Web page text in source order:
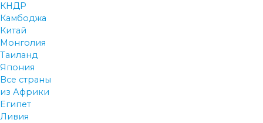
КНДР
Камбоджа
Китай
Монголия
Таиланд
Япония
Все страны
из Африки
Египет
Ливия